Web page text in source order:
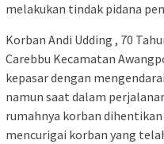
melakukan tindak pidana
Korban Andi Udding , 70
Carebbu Kecamatan
kepasar dengan
namun saat dalam
rumahnya korban
mencurigai korban yang